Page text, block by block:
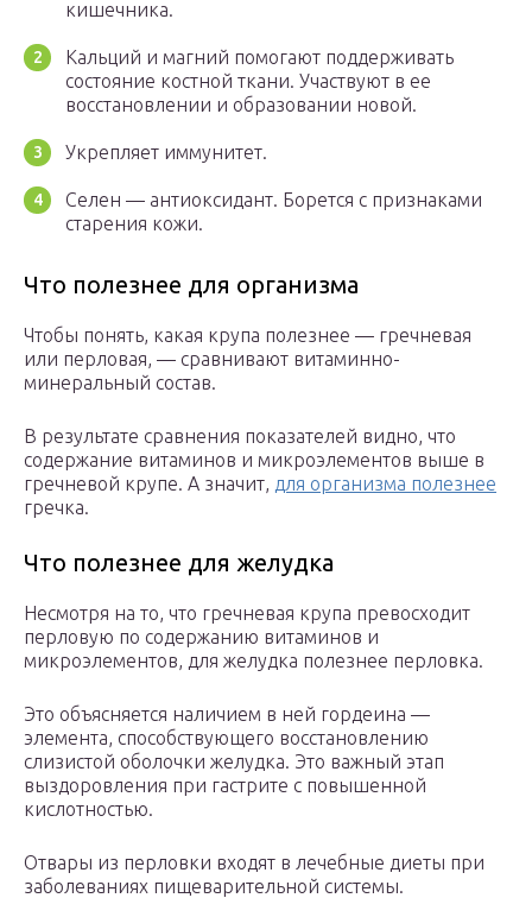
кишечника.
Кальций и магний помогают поддерживать
состояние костной ткани. Участвуют в ее
восстановлении и образовании новой.
Укрепляет иммунитет.
Селен — антиоксидант. Борется с признаками
старения кожи.
Что полезнее для организма
Чтобы понять, какая крупа полезнее — гречневая
или перловая, — сравнивают витаминно-
минеральный состав.
В результате сравнения показателей видно, что
содержание витаминов и микроэлементов выше в
гречневой крупе. А значит, для организма полезнее
гречка.
Что полезнее для желудка
Несмотря на то, что гречневая крупа превосходит
перловую по содержанию витаминов и
микроэлементов, для желудка полезнее перловка.
Это объясняется наличием в ней гордеина —
элемента, способствующего восстановлению
слизистой оболочки желудка. Это важный этап
выздоровления при гастрите с повышенной
кислотностью.
Отвары из перловки входят в лечебные диеты при
заболеваниях пищеварительной системы.